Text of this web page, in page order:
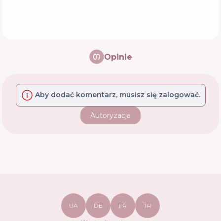
Opinie
Aby dodać komentarz, musisz się zalogować.
Autoryzacja
UA DE FR TR